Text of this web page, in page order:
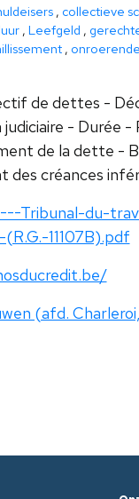
, collectieve
, Leefgeld ,
,
de dettes -
- Durée
de la dette -
des créances
Tribunal-du-
11107B).pdf
(afd.